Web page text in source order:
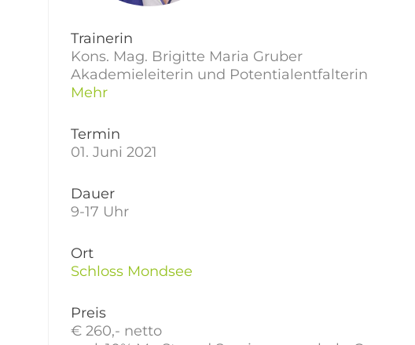
Trainerin
Kons. Mag. Brigitte Maria Gruber
Akademieleiterin und Potentialentfalterin
Mehr
Termin
01. Juni 2021
Dauer
9-17 Uhr
Ort
Schloss Mondsee
Preis
€ 260,- netto